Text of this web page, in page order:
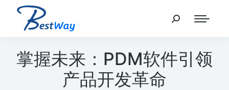
掌握未来：PDM软件引领
产品开发革命